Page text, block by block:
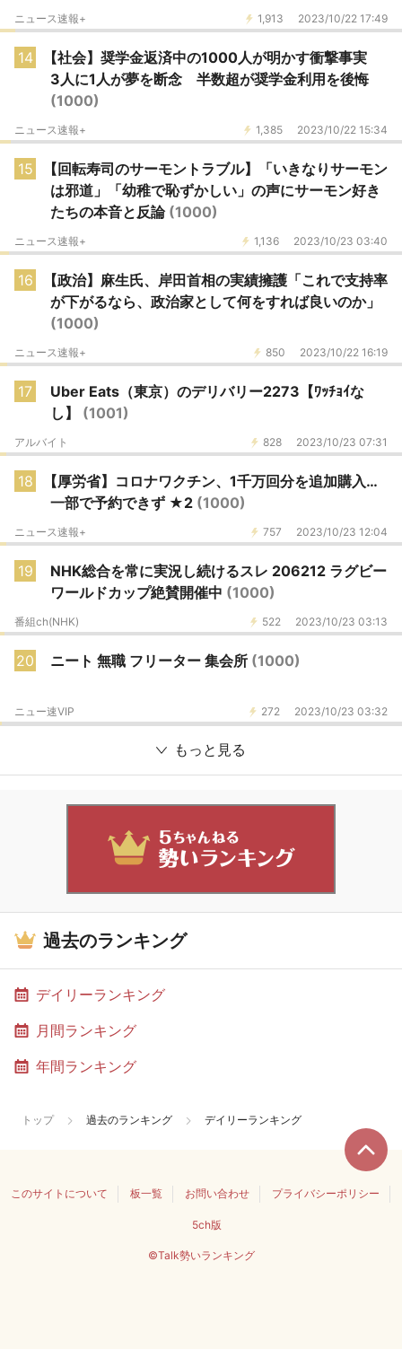
1,913 2023/10/22 17:49
ニュース速報+
14
【社会】奨学金返済中の1000人が明かす衝撃事実
3人に1人が夢を断念 半数超が奨学金利用を後悔
(1000)
1,385 2023/10/22 15:34
ニュース速報+
15
【回転寿司のサーモントラブル】「いきなりサーモン
は邪道」「幼稚で恥ずかしい」の声にサーモン好き
たちの本音と反論 (1000)
1,136 2023/10/23 03:40
ニュース速報+
16
【政治】麻生氏、岸田首相の実績擁護「これで支持率
が下がるなら、政治家として何をすれば良いのか」
(1000)
850 2023/10/22 16:19
ニュース速報+
17
Uber Eats（東京）のデリバリー2273【ﾜｯﾁｮｲな
し】 (1001)
828 2023/10/23 07:31
アルバイト
18
【厚労省】コロナワクチン、1千万回分を追加購入…
一部で予約できず ★2 (1000)
757 2023/10/23 12:04
ニュース速報+
19
NHK総合を常に実況し続けるスレ 206212 ラグビー
ワールドカップ絶賛開催中 (1000)
522 2023/10/23 03:13
番組ch(NHK)
20 ニート 無職 フリーター 集会所 (1000)
272 2023/10/23 03:32
ニュー速VIP
もっと見る
過去のランキング
デイリーランキング
月間ランキング
年間ランキング
トップ 過去のランキング デイリーランキング
このサイトについて 板一覧 お問い合わせ プライバシーポリシー
5ch版
©Talk勢いランキング